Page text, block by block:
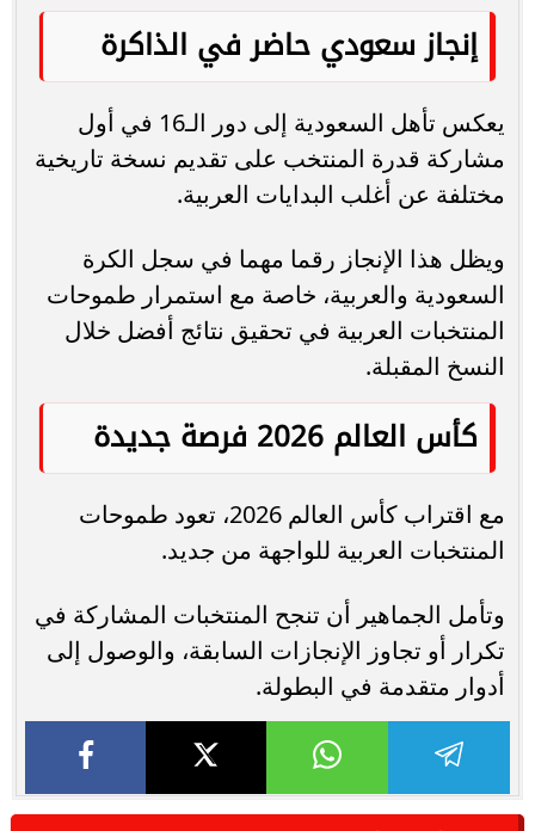
إنجاز سعودي حاضر في الذاكرة
يعكس تأهل السعودية إلى دور الـ16 في أول
مشاركة قدرة المنتخب على تقديم نسخة تاريخية
مختلفة عن أغلب البدايات العربية.
ويظل هذا الإنجاز رقما مهما في سجل الكرة
السعودية والعربية، خاصة مع استمرار طموحات
المنتخبات العربية في تحقيق نتائج أفضل خلال
النسخ المقبلة.
كأس العالم 2026 فرصة جديدة
مع اقتراب كأس العالم 2026، تعود طموحات
المنتخبات العربية للواجهة من جديد.
وتأمل الجماهير أن تنجح المنتخبات المشاركة في
تكرار أو تجاوز الإنجازات السابقة، والوصول إلى
أدوار متقدمة في البطولة.